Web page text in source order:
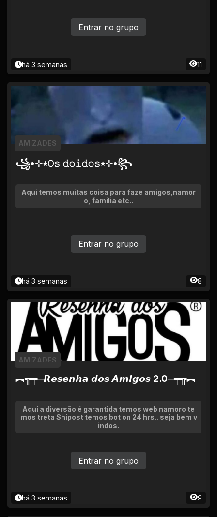
há 3 semanas 11
Entrar no grupo
꧁•⊹٭𝙾𝚜 𝚍𝚘𝚒𝚍𝚘𝚜٭⊹•꧂
AMIZADES
Aqui temos muitas coisa para faze amigos,namor
o, familia etc..
há 3 semanas 8
Entrar no grupo
︻╦╤─𝙍𝙚𝙨𝙚𝙣𝙝𝙖 𝙙𝙤𝙨 𝘼𝙢𝙞𝙜𝙤𝙨 2.0─╤╦︻
AMIZADES
Aqui a diversão é garantida temos web namoro te
mos treta Shipost temos bot on 24 hrs.. seja bem v
indos.
há 3 semanas 9
Entrar no grupo